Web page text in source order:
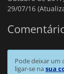
29/07/16
Pode deixar um
ligar-se nasua